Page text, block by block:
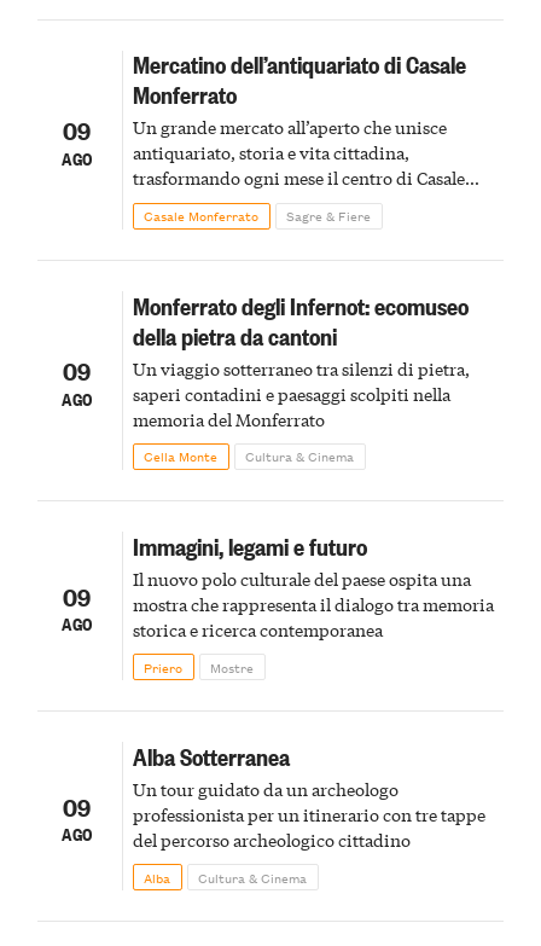
09
AGO
Mercatino dell’antiquariato di Casale
Monferrato
Un grande mercato all’aperto che unisce
antiquariato, storia e vita cittadina,
trasformando ogni mese il centro di Casale
Monferrato in un luogo di scoperta e racconto
Casale Monferrato Sagre & Fiere
09
AGO
Monferrato degli Infernot: ecomuseo
della pietra da cantoni
Un viaggio sotterraneo tra silenzi di pietra,
saperi contadini e paesaggi scolpiti nella
memoria del Monferrato
Cella Monte Cultura & Cinema
09
AGO
Immagini, legami e futuro
Il nuovo polo culturale del paese ospita una
mostra che rappresenta il dialogo tra memoria
storica e ricerca contemporanea
Priero Mostre
09
AGO
Alba Sotterranea
Un tour guidato da un archeologo
professionista per un itinerario con tre tappe
del percorso archeologico cittadino
Alba Cultura & Cinema